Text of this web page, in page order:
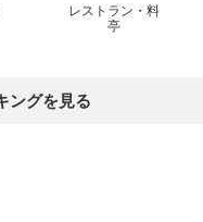
レストラン・料
亭
ングを見る